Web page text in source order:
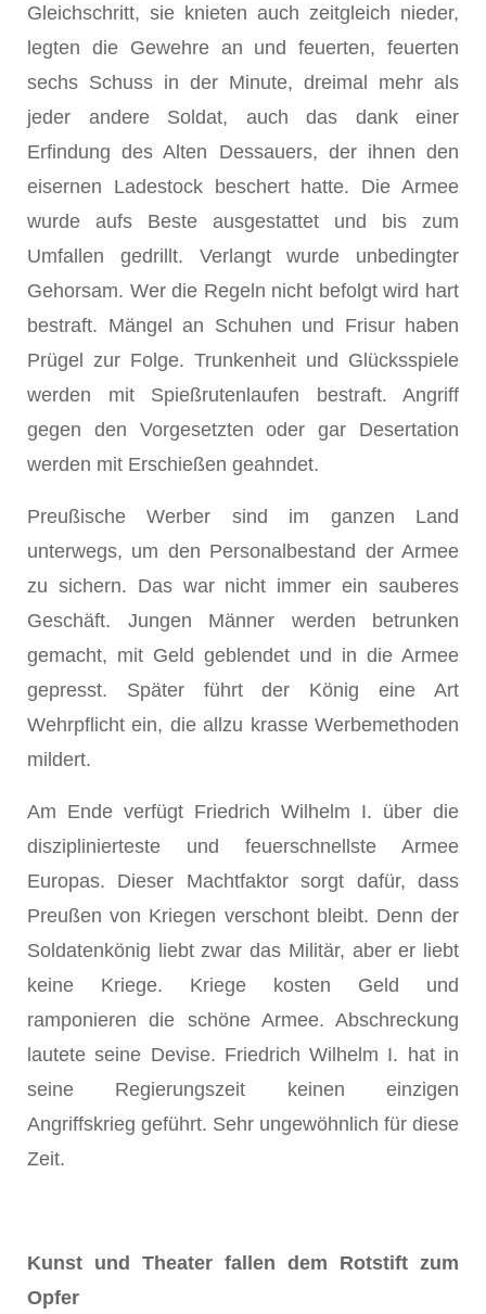
Gleichschritt, sie knieten auch zeitgleich nieder,
legten die Gewehre an und feuerten, feuerten
sechs Schuss in der Minute, dreimal mehr als
jeder andere Soldat, auch das dank einer
Erfindung des Alten Dessauers, der ihnen den
eisernen Ladestock beschert hatte. Die Armee
wurde aufs Beste ausgestattet und bis zum
Umfallen gedrillt. Verlangt wurde unbedingter
Gehorsam. Wer die Regeln nicht befolgt wird hart
bestraft. Mängel an Schuhen und Frisur haben
Prügel zur Folge. Trunkenheit und Glücksspiele
werden mit Spießrutenlaufen bestraft. Angriff
gegen den Vorgesetzten oder gar Desertation
werden mit Erschießen geahndet.
Preußische Werber sind im ganzen Land
unterwegs, um den Personalbestand der Armee
zu sichern. Das war nicht immer ein sauberes
Geschäft. Jungen Männer werden betrunken
gemacht, mit Geld geblendet und in die Armee
gepresst. Später führt der König eine Art
Wehrpflicht ein, die allzu krasse Werbemethoden
mildert.
Am Ende verfügt Friedrich Wilhelm I. über die
disziplinierteste und feuerschnellste Armee
Europas. Dieser Machtfaktor sorgt dafür, dass
Preußen von Kriegen verschont bleibt. Denn der
Soldatenkönig liebt zwar das Militär, aber er liebt
keine Kriege. Kriege kosten Geld und
ramponieren die schöne Armee. Abschreckung
lautete seine Devise. Friedrich Wilhelm I. hat in
seine Regierungszeit keinen einzigen
Angriffskrieg geführt. Sehr ungewöhnlich für diese
Zeit.
Kunst und Theater fallen dem Rotstift zum
Opfer